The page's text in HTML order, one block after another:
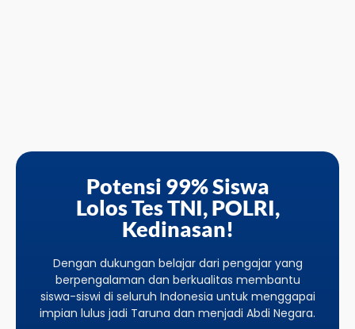
Potensi 99% Siswa
Lolos Tes TNI, POLRI,
Kedinasan!
Dengan dukungan belajar dari pengajar yang
berpengalaman dan berkualitas membantu
siswa-siswi di seluruh Indonesia untuk menggapai
impian lulus jadi Taruna dan menjadi Abdi Negara.